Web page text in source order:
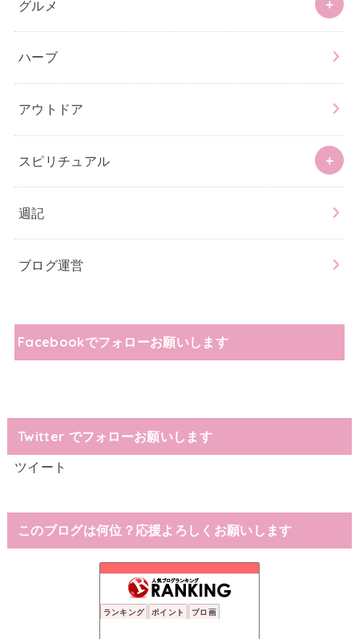
グルメ
ハーブ
アウトドア
スピリチュアル
週記
ブログ運営
Facebookでフォローお願いします
Twitter でフォローお願いします
ツイート
このブログは何位？応援よろしくお願いします
ランキング ポイント ブロ画